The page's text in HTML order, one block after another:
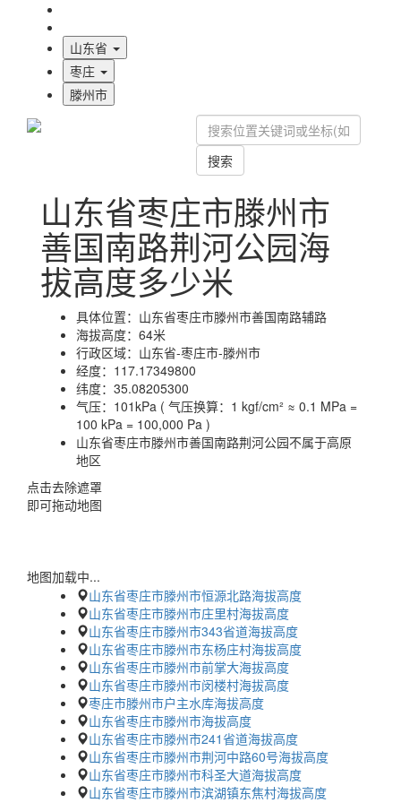
山东省
枣庄
滕州市
搜索
山东省枣庄市滕州市
善国南路荆河公园海
拔高度多少米
具体位置： 山东省枣庄市滕州市善国南路辅路
海拔高度： 64米
行政区域： 山东省-枣庄市-滕州市
经度： 117.17349800
纬度： 35.08205300
气压： 101kPa ( 气压换算：1 kgf/cm² ≈ 0.1 MPa =
100 kPa = 100,000 Pa )
山东省枣庄市滕州市善国南路荆河公园不属于高原
地区
点击去除遮罩
即可拖动地图
地图加载中...
山东省枣庄市滕州市恒源北路海拔高度
山东省枣庄市滕州市庄里村海拔高度
山东省枣庄市滕州市343省道海拔高度
山东省枣庄市滕州市东杨庄村海拔高度
山东省枣庄市滕州市前掌大海拔高度
山东省枣庄市滕州市闵楼村海拔高度
枣庄市滕州市户主水库海拔高度
山东省枣庄市滕州市海拔高度
山东省枣庄市滕州市241省道海拔高度
山东省枣庄市滕州市荆河中路60号海拔高度
山东省枣庄市滕州市科圣大道海拔高度
山东省枣庄市滕州市滨湖镇东焦村海拔高度